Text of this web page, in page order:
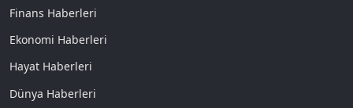
Finans Haberleri
Ekonomi Haberleri
Hayat Haberleri
Dünya Haberleri